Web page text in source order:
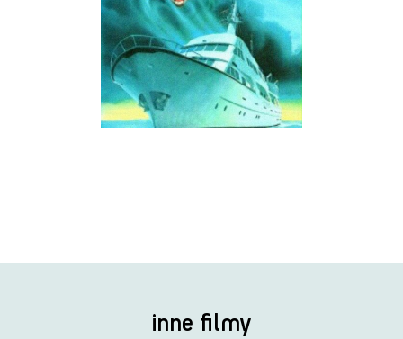
inne filmy